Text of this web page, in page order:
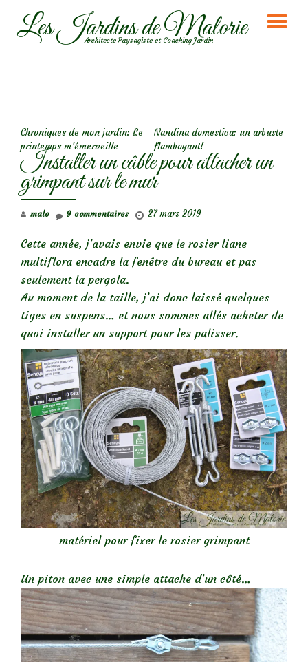
AllerLes Jardins de Malorie
Architecte Paysagiste et Coaching Jardin
Chroniques de mon jardin: Le
printemps m’émerveille
Nandina domestica: un arbuste
flamboyant!
Installer un câble pour attacher un
grimpant sur le mur
malo 27 mars 2019
9 commentaires
Cette année, j’avais envie que le rosier liane
multiflora encadre la fenêtre du bureau et pas
seulement la pergola.
Au moment de la taille, j’ai donc laissé quelques
tiges en suspens… et nous sommes allés acheter de
quoi installer un support pour les palisser.
matériel pour fixer le rosier grimpant
Un piton avec une simple attache d’un côté…